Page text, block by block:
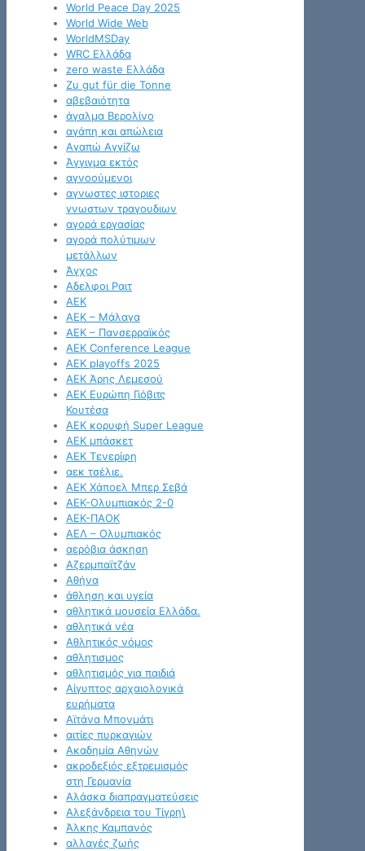
World Peace Day 2025
World Wide Web
WorldMSDay
WRC Ελλάδα
zero waste Ελλάδα
Zu gut für die Tonne
αβεβαιότητα
άγαλμα Βερολίνο
αγάπη και απώλεια
Αγαπώ Αγγίζω
Άγγιγμα εκτός
αγνοούμενοι
αγνωστες ιστοριες
γνωστων τραγουδιων
αγορά εργασίας
αγορά πολύτιμων
μετάλλων
Άγχος
Αδελφοι Ραιτ
ΑΕΚ
ΑΕΚ – Μάλαγα
ΑΕΚ – Πανσερραϊκός
ΑΕΚ Conference League
ΑΕΚ playoffs 2025
ΑΕΚ Άρης Λεμεσού
ΑΕΚ Ευρώπη Γιόβιτς
Κουτέσα
ΑΕΚ κορυφή Super League
ΑΕΚ μπάσκετ
ΑΕΚ Τενερίφη
αεκ τσέλιε.
ΑΕΚ Χάποελ Μπερ Σεβά
ΑΕΚ-Ολυμπιακός 2-0
ΑΕΚ-ΠΑΟΚ
ΑΕΛ – Ολυμπιακός
αερόβια άσκηση
Αζερμπαϊτζάν
Αθήνα
άθληση και υγεία
αθλητικά μουσεία Ελλάδα.
αθλητικά νέα
Αθλητικός νόμος
αθλητισμος
αθλητισμός για παιδιά
Αίγυπτος αρχαιολογικά
ευρήματα
Αϊτάνα Μπονμάτι
αιτίες πυρκαγιών
Ακαδημία Αθηνών
ακροδεξιός εξτρεμισμός
στη Γερμανία
Αλάσκα διαπραγματεύσεις
Αλεξάνδρεια του Τίγρη\
Άλκης Καμπανός
αλλαγές ζωής